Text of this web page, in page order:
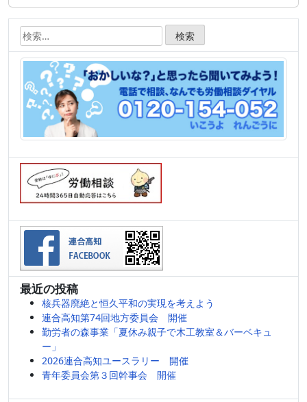
検
索:
最近の投稿
核兵器廃絶と恒久平和の実現を考えよう
連合高知第74回地方委員会 開催
勤労者の森事業「夏休み親子で木工教室＆バーベキュ
ー」
2026連合高知ユースラリー 開催
青年委員会第３回幹事会 開催